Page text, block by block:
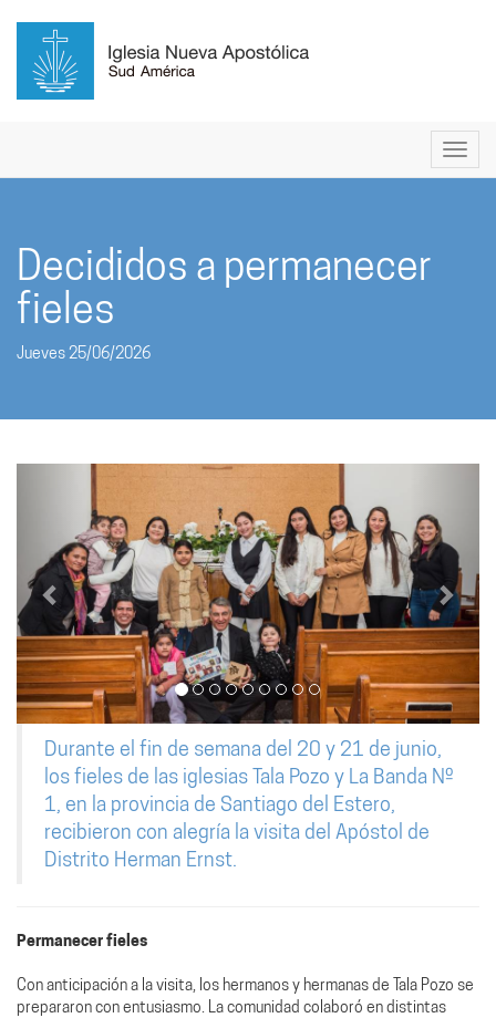
Decididos a permanecer
fieles
Jueves 25/06/2026
Anterior
Durante el fin de semana del 20 y 21 de junio,
los fieles de las iglesias Tala Pozo y La Banda Nº
1, en la provincia de Santiago del Estero,
recibieron con alegría la visita del Apóstol de
Distrito Herman Ernst.
Permanecer fieles
Con anticipación a la visita, los hermanos y hermanas de Tala Pozo se
prepararon con entusiasmo. La comunidad colaboró en distintas